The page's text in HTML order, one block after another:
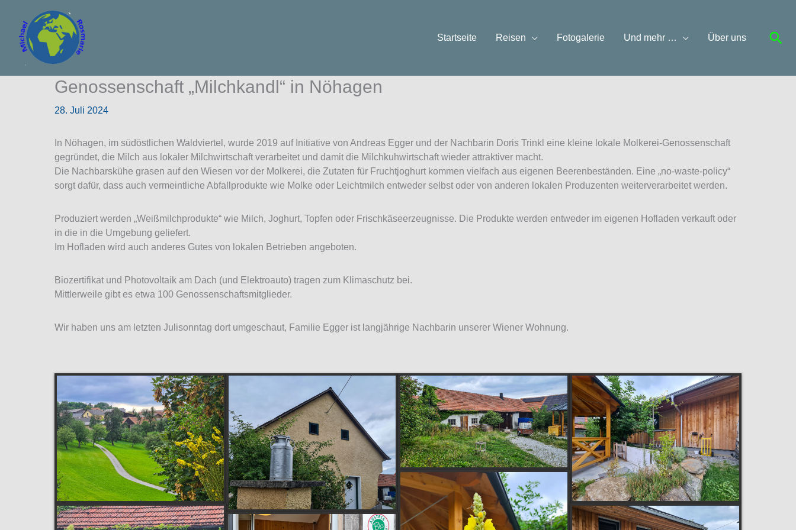
springen
Startseite Reisen Fotogalerie Und mehr … Über uns
Genossenschaft „Milchkandl“ in Nöhagen
28. Juli 2024
In Nöhagen, im südöstlichen Waldviertel, wurde 2019 auf Initiative von Andreas Egger und der Nachbarin Doris Trinkl eine kleine lokale Molkerei-Genossenschaft
gegründet, die Milch aus lokaler Milchwirtschaft verarbeitet und damit die Milchkuhwirtschaft wieder attraktiver macht.
Die Nachbarskühe grasen auf den Wiesen vor der Molkerei, die Zutaten für Fruchtjoghurt kommen vielfach aus eigenen Beerenbeständen. Eine „no-waste-policy“
sorgt dafür, dass auch vermeintliche Abfallprodukte wie Molke oder Leichtmilch entweder selbst oder von anderen lokalen Produzenten weiterverarbeitet werden.
Produziert werden „Weißmilchprodukte“ wie Milch, Joghurt, Topfen oder Frischkäseerzeugnisse. Die Produkte werden entweder im eigenen Hofladen verkauft oder
in die in die Umgebung geliefert.
Im Hofladen wird auch anderes Gutes von lokalen Betrieben angeboten.
Biozertifikat und Photovoltaik am Dach (und Elektroauto) tragen zum Klimaschutz bei.
Mittlerweile gibt es etwa 100 Genossenschaftsmitglieder.
Wir haben uns am letzten Julisonntag dort umgeschaut, Familie Egger ist langjährige Nachbarin unserer Wiener Wohnung.